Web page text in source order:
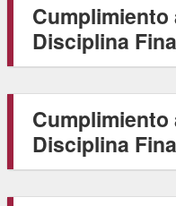
Cumplimiento
Disciplina
Cumplimiento
Disciplina